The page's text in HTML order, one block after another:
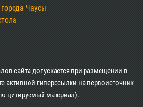
Чаусы
сайта допускается при размещении в
активной гиперссылки на первоисточник
цитируемый материал).